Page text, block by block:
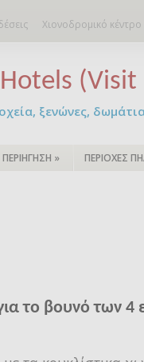
Χιονοδρομικό
(Visit
ξενώνες,
ΠΕΡΙΗΓΗΣΗ » ΠΕΡΙΟΧΕΣ
το βουνό των 4